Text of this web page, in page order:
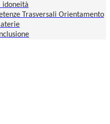
idoneità
Trasversali Orientamento